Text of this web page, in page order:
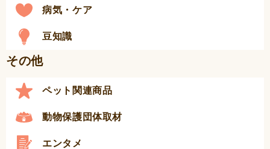
病気・ケア
豆知識
その他
ペット関連商品
動物保護団体取材
エンタメ